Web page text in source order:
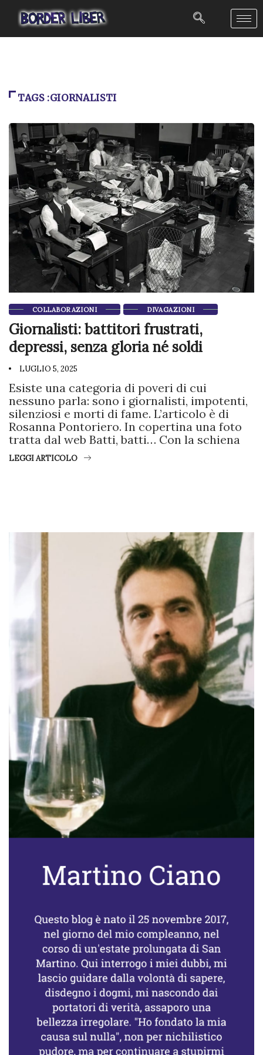
TAGS :GIORNALISTI
COLLABORAZIONI DIVAGAZIONI
Giornalisti: battitori frustrati,
depressi, senza gloria né soldi
LUGLIO 5, 2025
Esiste una categoria di poveri di cui
nessuno parla: sono i giornalisti, impotenti,
silenziosi e morti di fame. L’articolo è di
Rosanna Pontoriero. In copertina una foto
tratta dal web Batti, batti… Con la schiena
LEGGI ARTICOLO